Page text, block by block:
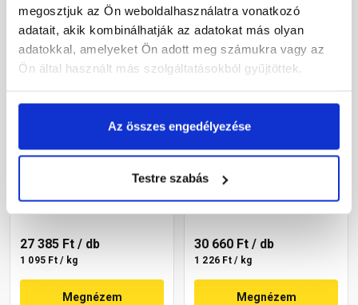
megosztjuk az Ön weboldalhasználatra vonatkozó
adatait, akik kombinálhatják az adatokat más olyan
adatokkal, amelyeket Ön adott meg számukra vagy az
Ön által használt más szolgáltatásokból gyűjtöttek.
Az összes engedélyezése
Testre szabás
Thermomaster akril
vékonyvakolat, kapart 2
Gyártói készleten
27 385 Ft / db
1 095 Ft / kg
Megnézem
Thermomaster szilikon
vékonyvakolat,
gördülőszemcsés 2 mm
14-C 25 kg
Gyártói készleten
30 660 Ft / db
1 226 Ft / kg
Megnézem